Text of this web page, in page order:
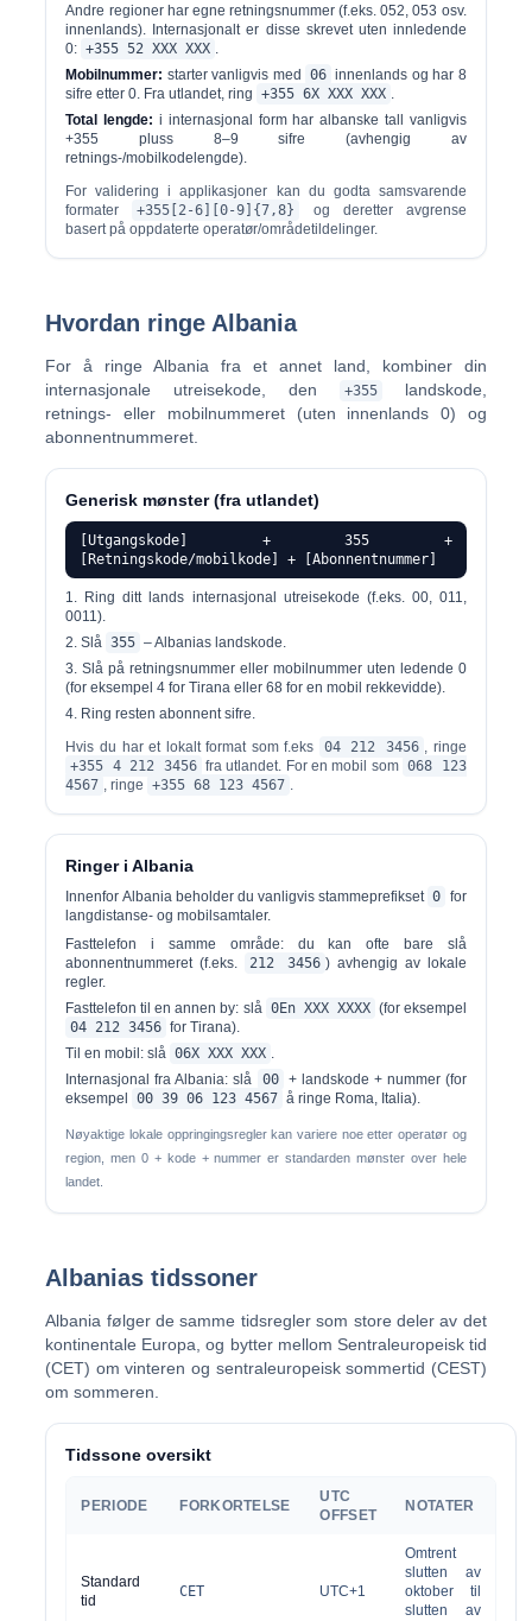
Andre regioner har egne retningsnummer (f.eks. 052, 053 osv.
innenlands). Internasjonalt er disse skrevet uten innledende
0: +355 52 XXX XXX .
Mobilnummer: starter vanligvis med 06 innenlands og har 8
sifre etter 0. Fra utlandet, ring +355 6X XXX XXX .
Total lengde: i internasjonal form har albanske tall vanligvis
+355 pluss 8–9 sifre (avhengig av
retnings-/mobilkodelengde).
For validering i applikasjoner kan du godta samsvarende
formater
+355[2-6][0-9]{7,8}
og deretter avgrense
basert på oppdaterte operatør/områdetildelinger.
Hvordan ringe Albania
For å ringe Albania fra et annet land, kombiner din
internasjonale utreisekode, den
+355
landskode,
retnings- eller mobilnummeret (uten innenlands 0) og
abonnentnummeret.
Generisk mønster (fra utlandet)
[Utgangskode] + 355 +
[Retningskode/mobilkode] + [Abonnentnummer]
Ring ditt lands internasjonal utreisekode (f.eks. 00, 011,
0011).
Slå 355 – Albanias landskode.
Slå påretningsnummer eller mobilnummeruten ledende 0
(for eksempel 4 for Tirana eller 68 for en mobil rekkevidde).
Ring restenabonnent sifre.
Hvis du har et lokalt format som f.eks
04 212 3456 , ringe
+355 4 212 3456 fra utlandet. For en mobil som 068 123
4567 , ringe +355 68 123 4567 .
Ringer i Albania
Innenfor Albania beholder du vanligvis stammeprefikset 0 for
langdistanse- og mobilsamtaler.
Fasttelefon i samme område:du kan ofte bare slå
abonnentnummeret (f.eks.
212 3456 ) avhengig av lokale
regler.
Fasttelefon til en annen by: slå 0En XXX XXXX (for eksempel
04 212 3456 for Tirana).
Til en mobil: slå 06X XXX XXX .
Internasjonal fra Albania: slå 00
+ landskode + nummer (for
eksempel
00 39 06 123 4567 å ringe Roma, Italia).
Nøyaktige lokale oppringingsregler kan variere noe etter operatør og
region, men 0 + kode + nummer er standarden mønster over hele
landet.
Albanias tidssoner
Albania følger de samme tidsregler som store deler av det
kontinentale Europa, og bytter mellom Sentraleuropeisk tid
(CET) om vinteren og sentraleuropeisk sommertid (CEST)
om sommeren.
Tidssone oversikt
PERIODE FORKORTELSE
UTC
OFFSET
NOTATER
Standard
tid
CET UTC+1
Omtrent
slutten av
oktober til
slutten av